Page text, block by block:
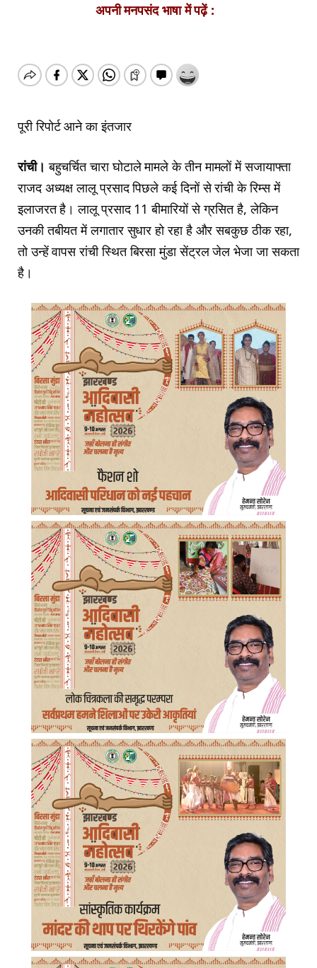
अपनी मनपसंद भाषा में पढ़ें :
पूरी रिपोर्ट आने का इंतजार
रांची। बहुचर्चित चारा घोटाले मामले के तीन मामलों में सजायाफ्ता
राजद अध्यक्ष लालू प्रसाद पिछले कई दिनों से रांची के रिम्स में
इलाजरत है। लालू प्रसाद 11 बीमारियों से ग्रसित है, लेकिन
उनकी तबीयत में लगातार सुधार हो रहा है और सबकुछ ठीक रहा,
तो उन्हें वापस रांची स्थित बिरसा मुंडा सेंट्रल जेल भेजा जा सकता
है।